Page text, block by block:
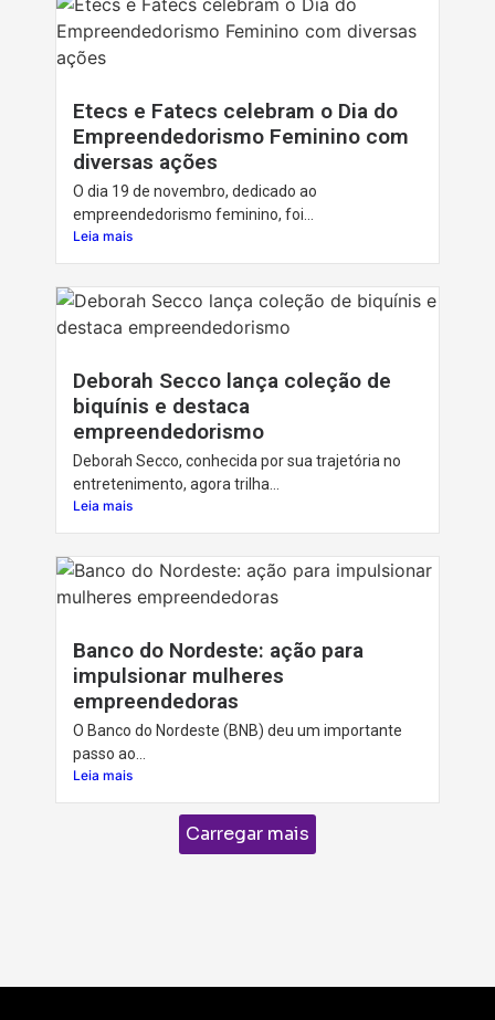
Etecs e Fatecs celebram o Dia do
Empreendedorismo Feminino com
diversas ações
O dia 19 de novembro, dedicado ao
empreendedorismo feminino, foi...
Leia mais
Deborah Secco lança coleção de
biquínis e destaca
empreendedorismo
Deborah Secco, conhecida por sua trajetória no
entretenimento, agora trilha...
Leia mais
Banco do Nordeste: ação para
impulsionar mulheres
empreendedoras
O Banco do Nordeste (BNB) deu um importante
passo ao...
Leia mais
Carregar mais